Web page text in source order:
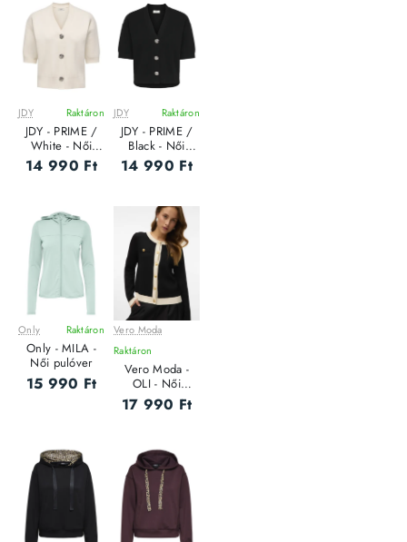
JDY Raktáron
JDY - PRIME /
White - Női
kardigán
14 990 Ft
JDY Raktáron
JDY - PRIME /
Black - Női
kardigán
14 990 Ft
Only Raktáron
Only - MILA -
Női pulóver
15 990 Ft
Vero Moda
Raktáron
Vero Moda -
OLI - Női
Kardigán
17 990 Ft